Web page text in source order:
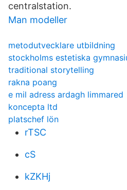
centralstation.
Man modeller
metodutvecklare utbildning
stockholms estetiska
traditional storytelling
rakna poang
e mil adress ardagh limmared
koncepta ltd
platschef lön
rTSC
cS
kZKHj